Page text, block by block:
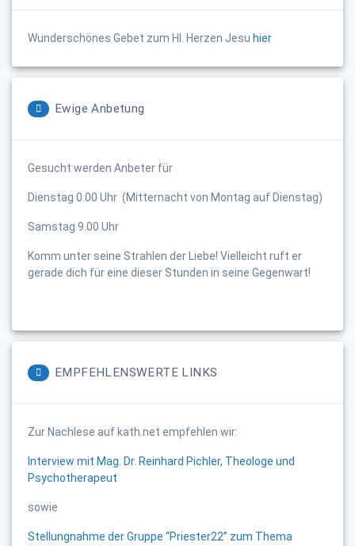
Wunderschönes Gebet zum Hl. Herzen Jesu hier
Ewige Anbetung
Gesucht werden Anbeter für
Dienstag 0.00 Uhr (Mitternacht von Montag auf Dienstag)
Samstag 9.00 Uhr
Komm unter seine Strahlen der Liebe! Vielleicht ruft er
gerade dich für eine dieser Stunden in seine Gegenwart!
EMPFEHLENSWERTE LINKS
Zur Nachlese auf kath.net empfehlen wir:
Interview mit Mag. Dr. Reinhard Pichler, Theologe und
Psychotherapeut
sowie
Stellungnahme der Gruppe “Priester22” zum Thema